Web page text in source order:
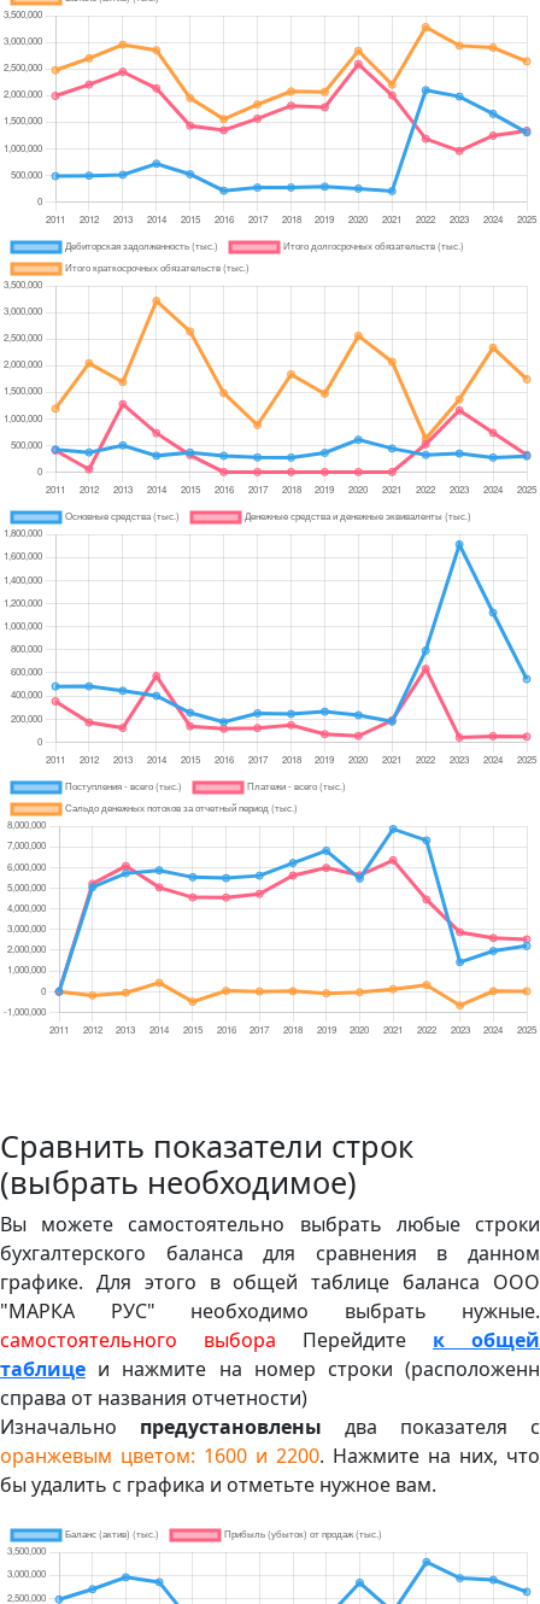
Сравнить показатели строк
(выбрать необходимое)
Вы можете самостоятельно выбрать любые строки
бухгалтерского баланса для сравнения в данном
графике. Для этого в общей таблице баланса ООО
"МАРКА РУС" необходимо выбрать нужные.
самостоятельного выбора Перейдите к общей
таблице и нажмите на номер строки (расположенн
справа от названия отчетности)
Изначально предустановлены два показателя с
оранжевым цветом: 1600 и 2200. Нажмите на них, что
бы удалить с графика и отметьте нужное вам.